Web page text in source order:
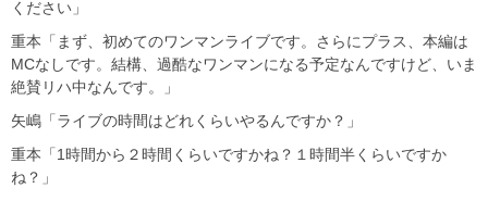
ください」
重本「まず、初めてのワンマンライブです。さらにプラス、本編は
MCなしです。結構、過酷なワンマンになる予定なんですけど、いま
絶賛リハ中なんです。」
矢嶋「ライブの時間はどれくらいやるんですか？」
重本「1時間から２時間くらいですかね？１時間半くらいですか
ね？」